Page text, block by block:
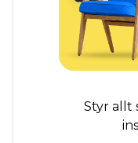
Styr allt